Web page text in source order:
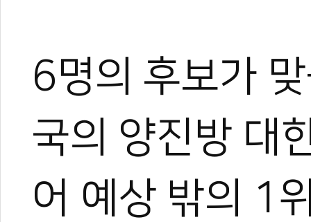
6명의 후보가
국의 양진방 대
어 예상 밖의 1